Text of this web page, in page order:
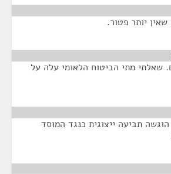
שאלתי מתי הביטוח הלאומי עלה על
2022 כאשר הוגשה תביעה ייצוגית כנגד המוסד